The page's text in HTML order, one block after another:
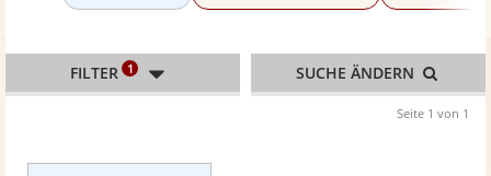
FILTER 1 SUCHE ÄNDERN
Seite 1 von 1